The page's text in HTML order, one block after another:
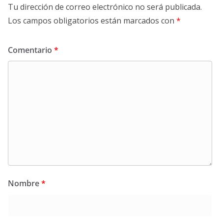
Tu dirección de correo electrónico no será publicada.
Los campos obligatorios están marcados con *
Comentario *
Nombre*